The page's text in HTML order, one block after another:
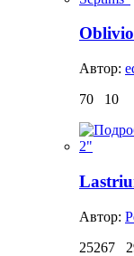
Автор:
70
10
Автор:
25267